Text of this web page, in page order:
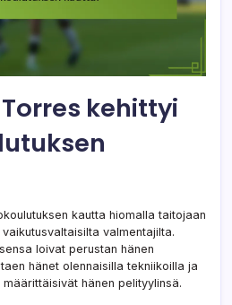
kehittyi
kautta hiomalla taitojaan
valmentajilta.
loivat perustan hänen
hänet olennaisilla tekniikoilla ja
hänen pelityylinsä.